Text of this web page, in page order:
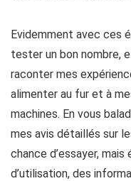
Evidemment avec ces
tester un bon nombre,
raconter mes
alimenter au fur et à
machines. En vous
mes avis détaillés sur
chance d’essayer,
d’utilisation, des